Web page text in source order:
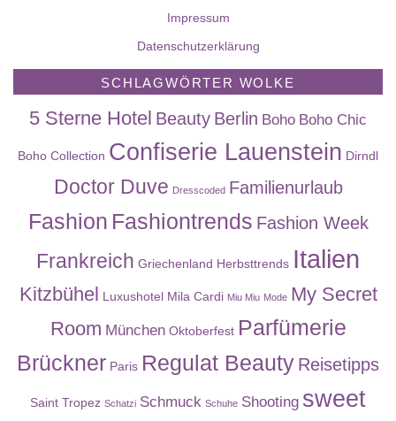
Impressum
Datenschutzerklärung
SCHLAGWÖRTER WOLKE
5 Sterne Hotel Beauty Berlin Boho Boho Chic
Boho Collection Confiserie Lauenstein Dirndl
Doctor Duve Dresscoded Familienurlaub
Fashion Fashiontrends Fashion Week
Frankreich Griechenland Herbsttrends Italien
Kitzbühel Luxushotel Mila Cardi Miu Miu Mode My Secret
Room München Oktoberfest Parfümerie
Brückner Paris Regulat Beauty Reisetipps
Saint Tropez Schatzi Schmuck Schuhe Shooting sweet